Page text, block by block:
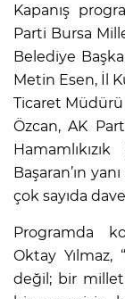
Kapanış
Parti Bursa
Belediye
Metin Esen, İl
Ticaret
Özcan, AK
Başaran’ın
çok sayıda
Programda
Oktay
değil; bir